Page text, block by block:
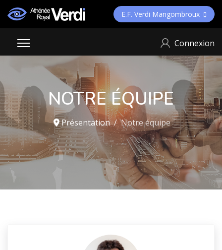
E.F. Verdi Mangombroux
Connexion
NOTRE ÉQUIPE
Présentation Notre équipe